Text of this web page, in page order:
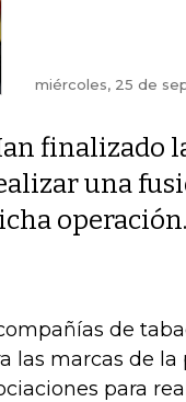
miércoles, 25 de
finalizado
una
operación.
de
las marcas de
para